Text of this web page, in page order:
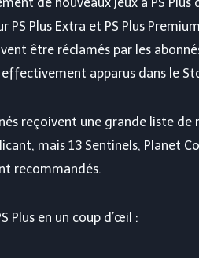
PS Plus Extra et PS Plus
être réclamés par les
apparus dans le
reçoivent une grande liste de
mais 13 Sentinels, Planet
recommandés.
Plus en un coup d’œil :